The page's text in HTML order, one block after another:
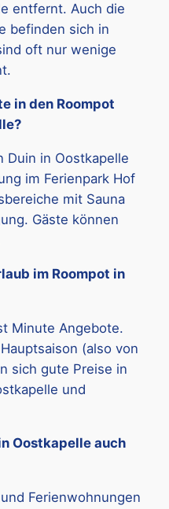
entfernt. Auch die
befinden sich in
oft nur wenige
in den Roompot
Duin in Oostkapelle
im Ferienpark Hof
mit Sauna
Gäste können
im Roompot in
Minute Angebote.
(also von
sich gute Preise in
und
Oostkapelle auch
Ferienwohnungen